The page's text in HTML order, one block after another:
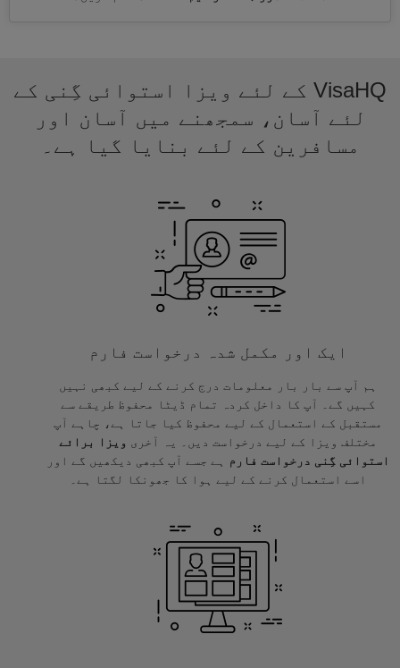
VisaHQ کے لئے ویزا استوائی گِنی کے
لئے آسان، سمجھنے میں آسان اور
مسافرین کے لئے بنایا گیا ہے۔
ایک اور مکمل شدہ درخواست فارم
ہم آپ سے بار بار معلومات درج کرنے کے لیے کبھی نہیں
کہیں گے۔ آپ کا داخل کردہ تمام ڈیٹا محفوظ طریقے سے
مستقبل کے استعمال کے لیے محفوظ کیا جاتا ہے، چاہے آپ
مختلف ویزا کے لیے درخواست دیں۔ یہ آخری ویزا برائے
استوائی گِنی درخواست فارم
ہے جسے آپ کبھی دیکھیں گے اور
اسے استعمال کرنے کے لیے ہوا کا جھونکا لگتا ہے۔